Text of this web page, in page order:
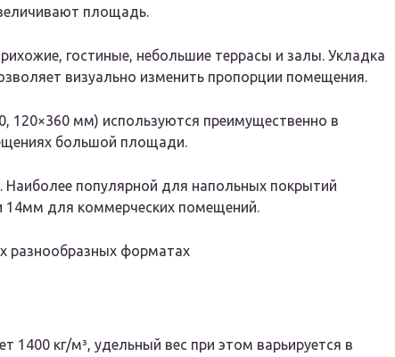
площадь.
гостиные, небольшие террасы и залы. Укладка
визуально изменить пропорции помещения.
120×360 мм) используются преимущественно в
большой площади.
популярной для напольных покрытий
для коммерческих помещений.
разнообразных форматах
1400 кг/м³, удельный вес при этом варьируется в